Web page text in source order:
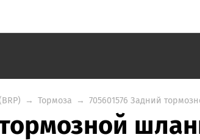
→ Тормоза → 705601576 Задний